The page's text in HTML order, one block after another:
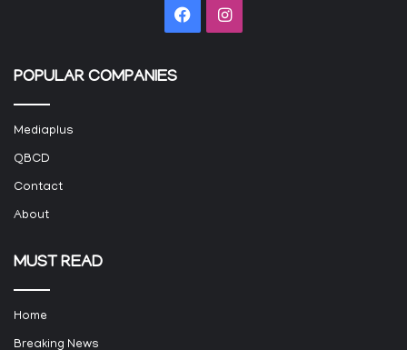
FacebookInstagram
POPULAR COMPANIES
Mediaplus
QBCD
Contact
About
MUST READ
Home
Breaking News